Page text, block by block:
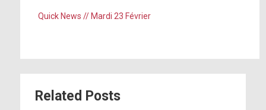
Quick News // Mardi 23 Février
Related Posts